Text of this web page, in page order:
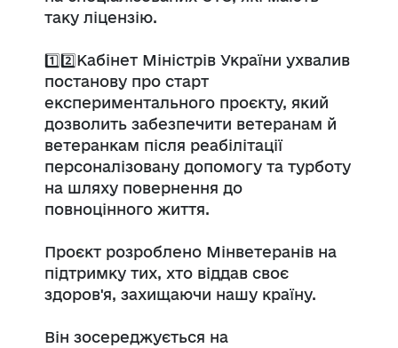
таку ліцензію.
1️⃣2️⃣Кабінет Міністрів України ухвалив
постанову про старт
експериментального проєкту, який
дозволить забезпечити ветеранам й
ветеранкам після реабілітації
персоналізовану допомогу та турботу
на шляху повернення до
повноцінного життя.
Проєкт розроблено Мінветеранів на
підтримку тих, хто віддав своє
здоров'я, захищаючи нашу країну.
Він зосереджується на